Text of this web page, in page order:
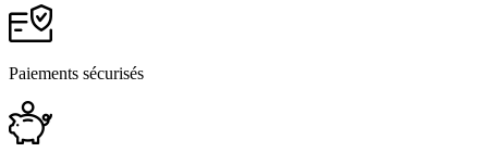
Paiements sécurisés